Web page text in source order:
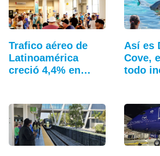
Trafico aéreo de
Latinoamérica
creció 4,4% en
Así es
Cove,
todo